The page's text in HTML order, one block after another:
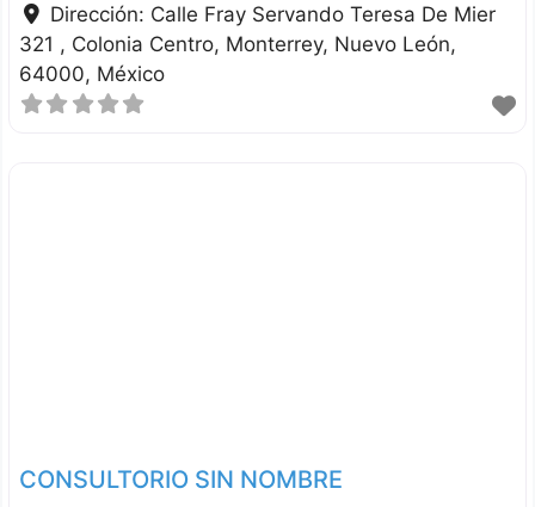
Dirección: Calle Fray Servando Teresa De Mier
321 , Colonia Centro Monterrey Nuevo León
64000 México
CONSULTORIO SIN NOMBRE